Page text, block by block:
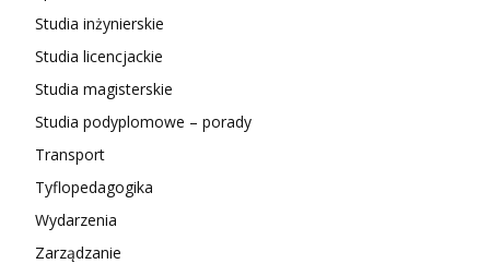
Studia inżynierskie
Studia licencjackie
Studia magisterskie
Studia podyplomowe – porady
Transport
Tyflopedagogika
Wydarzenia
Zarządzanie